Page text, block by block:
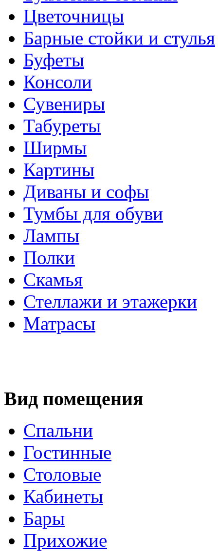
Цветочницы
Барные стойки и стулья
Буфеты
Консоли
Сувениры
Табуреты
Ширмы
Картины
Диваны и софы
Тумбы для обуви
Лампы
Полки
Скамья
Стеллажи и этажерки
Матрасы
Вид помещения
Спальни
Гостинные
Столовые
Кабинеты
Бары
Прихожие